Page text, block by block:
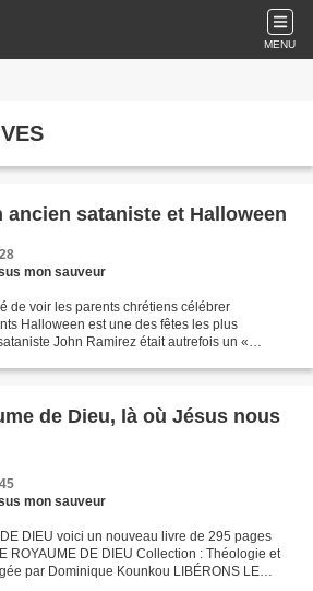
MENU
ancien sataniste et Halloween
mon sauveur
de voir les parents chrétiens célébrer
Halloween est une des fêtes les plus
John Ramirez était autrefois un «
de Dieu, là où Jésus nous
mon sauveur
DIEU voici un nouveau livre de 295 pages
ROYAUME DE DIEU Collection : Théologie et
par Dominique Kounkou LIBÉRONS LE